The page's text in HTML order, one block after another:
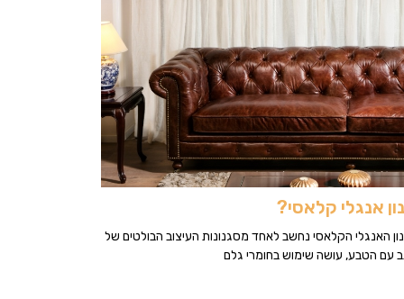
אנגלי קלאסי?
האנגלי הקלאסי נחשב לאחד מסגנונות העיצוב הבולטים של
עם הטבע, עושה שימוש בחומרי גלם